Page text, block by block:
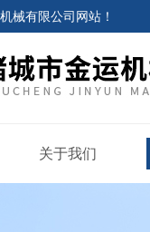
械有限公司网站 ！
关于我们